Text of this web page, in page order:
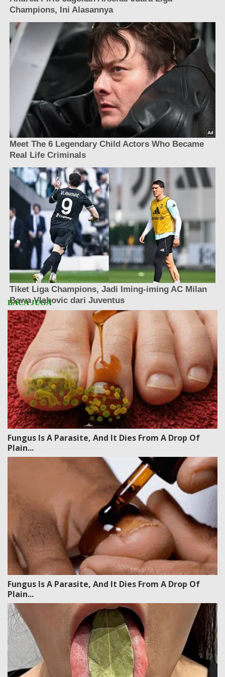
Fungus Is A Parasite, And It Dies From A Drop Of
Plain...
Fungus Is A Parasite, And It Dies From A Drop Of
Plain...